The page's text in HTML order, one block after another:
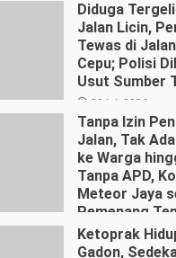
Diduga
Jalan Licin,
Tewas di
Cepu; Polisi
Usut Sumber
29 Juli 2026
Tanpa Izin
Jalan, Tak
ke Warga
Tanpa APD,
Meteor Jaya
Pemenang
Dipertanyakan
27 Juli 2026
Ketoprak
Gadon,